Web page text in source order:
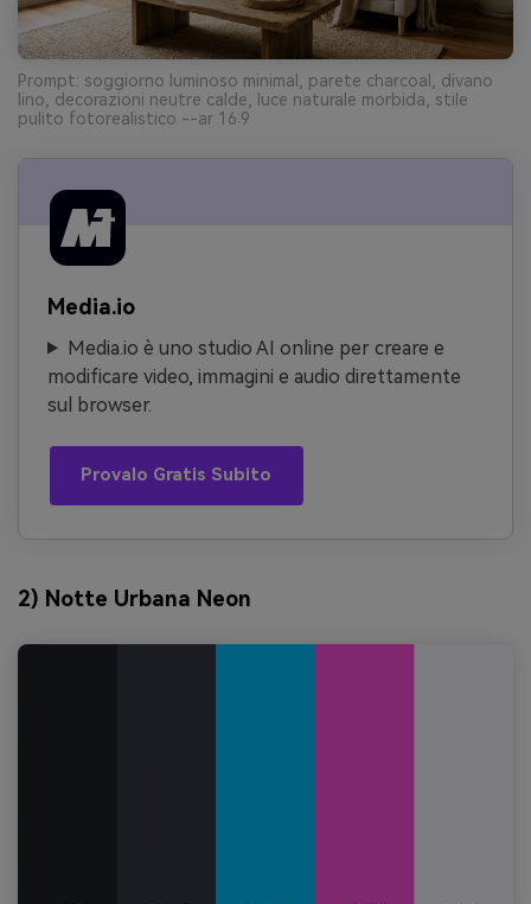
Prompt: soggiorno luminoso minimal, parete charcoal, divano
lino, decorazioni neutre calde, luce naturale morbida, stile
pulito fotorealistico --ar 16:9
Media.io
Media.io è uno studio AI online per creare e
modificare video, immagini e audio direttamente
sul browser.
Provalo Gratis Subito
2) Notte Urbana Neon